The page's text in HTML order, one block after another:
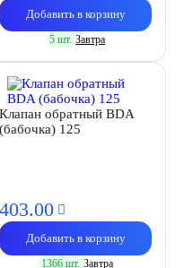
Добавить в корзину
5 шт. Завтра
Клапан обратный BDA
(бабочка) 125
403.00
Добавить в корзину
1366 шт. Завтра